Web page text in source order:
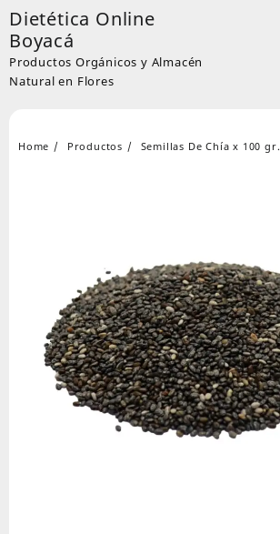
Skip
to
content
Dietética Online
Boyacá
Productos Orgánicos y Almacén
Natural en Flores
Home Productos Semillas De Chía x 100 gr.